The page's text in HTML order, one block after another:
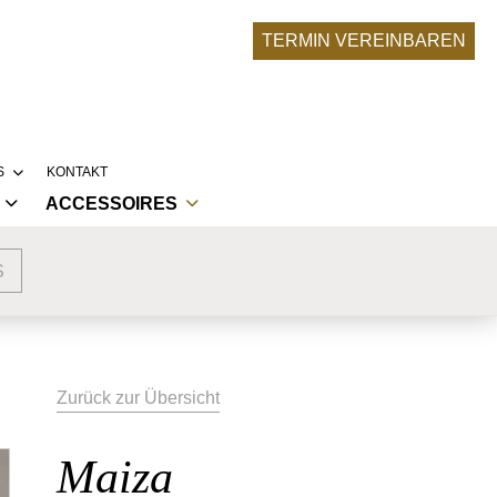
TERMIN VEREINBAREN
UPDATE
BRÄUTE
KONTAKT
ACCESSOIRES
Zurück zur Übersicht
Maiza